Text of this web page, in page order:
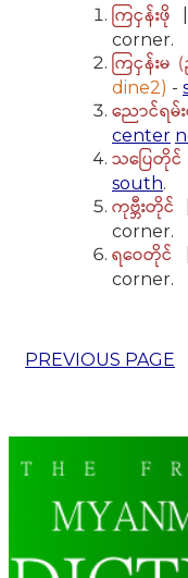
ကြငှန်းဖို
corner.
ကြငှန်းမ
dine2) -
ညောင်ရမ်
center
သပြေတိုင်
south.
ကုဗ္ဘီးတိုင်
corner.
ရဝေတိုင်
corner.
PREVIOUS PAGE